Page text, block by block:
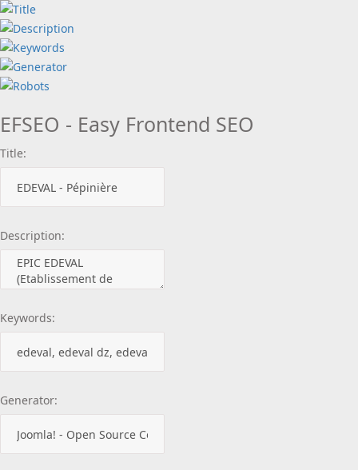
EFSEO - Easy Frontend SEO
Title:
Description:
Keywords:
Generator: